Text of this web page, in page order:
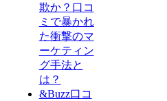
欺か？口コ
ミで暴かれ
た衝撃のマ
ーケティン
グ手法と
は？
&Buzz口コ